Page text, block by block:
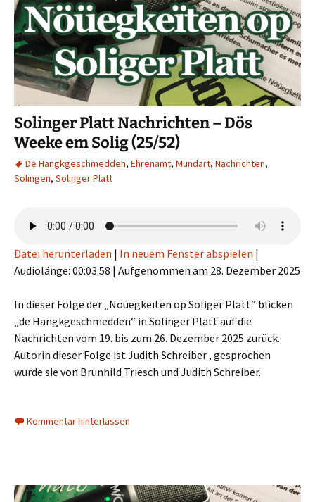
Solinger Platt Nachrichten – Dös
Weeke em Solig (25/52)
De Hangkgeschmedden, Ehrenamt, Mundart, Nachrichten,
Solingen, Solinger Platt
Datei herunterladen | In neuem Fenster abspielen |
Audiolänge: 00:03:58 | Aufgenommen am 28. Dezember 2025
In dieser Folge der „Nöüegkeïten op Soliger Platt“ blicken
„de Hangkgeschmedden“ in Solinger Platt auf die
Nachrichten vom 19. bis zum 26. Dezember 2025 zurück.
Autorin dieser Folge ist Judith Schreiber , gesprochen
wurde sie von Brunhild Triesch und Judith Schreiber.
Kommentar hinterlassen